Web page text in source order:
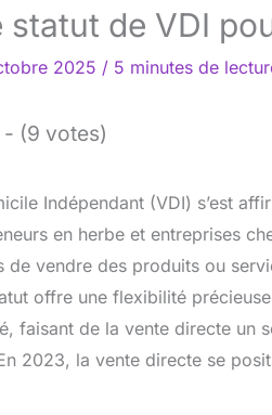
statut de VDI
2025 / 5 minutes de
(9 votes)
Indépendant (VDI) s’est
en herbe et entreprises
de vendre des produits ou
offre une flexibilité
faisant de la vente directe un
2023, la vente directe se